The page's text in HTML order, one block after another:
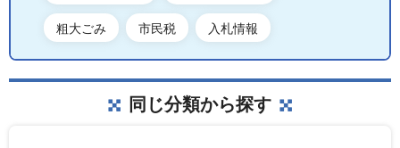
粗大ごみ 市民税 入札情報
同じ分類から探す